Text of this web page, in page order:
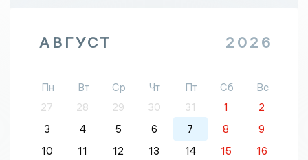
АВГУСТ 2026
Пн Вт Ср Чт Пт Сб
Вс
27
28 29 30 31 1
2
3
4 5 6 7 8
9
10
11 12 13 14 15
16